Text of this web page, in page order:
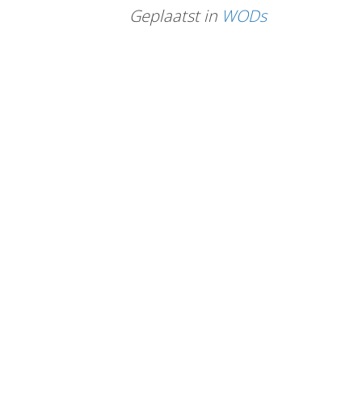
Geplaatst in WODs